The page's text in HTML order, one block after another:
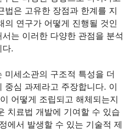
법은 고유한 장점과 한계를 지
의 연구가 어떻게 진행될 것인
는 이러한 다양한 관점을 분석
다.
미세소관의 구조적 특성을 더
중심 과제라고 주장합니다. 이
어떻게 조립되고 해체되는지
치료법 개발에 기여할 수 있습
에서 발생할 수 있는 기술적 제